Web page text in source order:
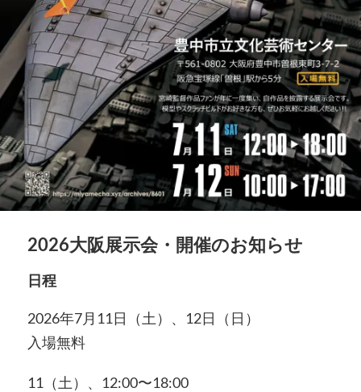
2026大阪展示会・開催のお知らせ
日程
2026年7月11日（土）、12日（日）
入場無料
11（土）、12:00〜18:00